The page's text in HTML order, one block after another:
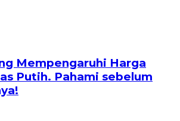
Mempengaruhi Harga
Putih. Pahami sebelum